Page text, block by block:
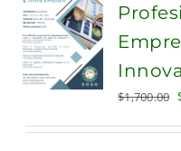
ADD TO
CART
$1,700.00